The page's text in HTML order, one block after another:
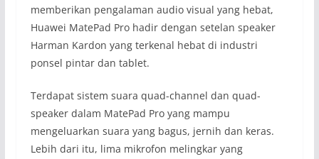
memberikan pengalaman audio visual yang hebat,
Huawei MatePad Pro hadir dengan setelan speaker
Harman Kardon yang terkenal hebat di industri
ponsel pintar dan tablet.
Terdapat sistem suara quad-channel dan quad-
speaker dalam MatePad Pro yang mampu
mengeluarkan suara yang bagus, jernih dan keras.
Lebih dari itu, lima mikrofon melingkar yang